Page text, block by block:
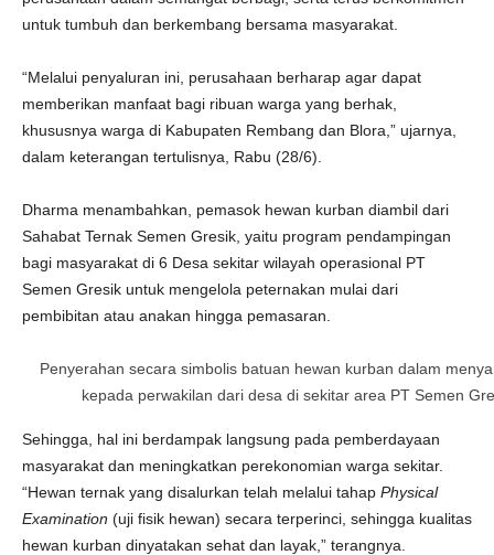
untuk tumbuh dan berkembang bersama masyarakat.
“Melalui penyaluran ini, perusahaan berharap agar dapat
memberikan manfaat bagi ribuan warga yang berhak,
khususnya warga di Kabupaten Rembang dan Blora,” ujarnya,
dalam keterangan tertulisnya, Rabu (28/6).
Dharma menambahkan, pemasok hewan kurban diambil dari
Sahabat Ternak Semen Gresik, yaitu program pendampingan
bagi masyarakat di 6 Desa sekitar wilayah operasional PT
Semen Gresik untuk mengelola peternakan mulai dari
pembibitan atau anakan hingga pemasaran.
Penyerahan secara simbolis batuan hewan kurban dalam
kepada perwakilan dari desa di sekitar area PT Semen
Sehingga, hal ini berdampak langsung pada pemberdayaan
masyarakat dan meningkatkan perekonomian warga sekitar.
“Hewan ternak yang disalurkan telah melalui tahap Physical
Examination (uji fisik hewan) secara terperinci, sehingga kualitas
hewan kurban dinyatakan sehat dan layak,” terangnya.